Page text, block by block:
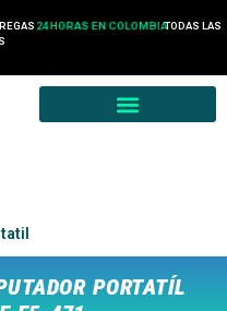
24 HORAS EN COLOMBIATODAS LAS
PORTATÍL